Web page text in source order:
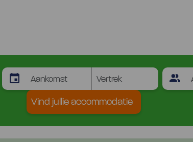
Vind jullie accommodatie